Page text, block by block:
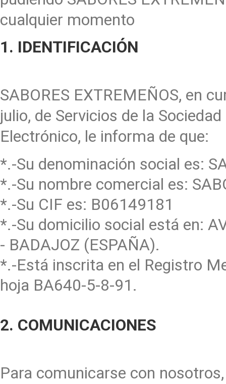
cualquier momento
1. IDENTIFICACIÓN
SABORES EXTREMEÑOS, en
julio, de Servicios de la
Electrónico, le informa de que:
*.-Su denominación social es:
*.-Su nombre comercial es:
*.-Su CIF es: B06149181
*.-Su domicilio social está en:
- BADAJOZ (ESPAÑA).
*.-Está inscrita en el Registro
hoja BA640-5-8-91.
2. COMUNICACIONES
Para comunicarse con